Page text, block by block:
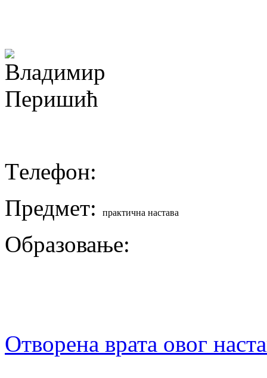
Tелефон:
Предмет:
практична настава
Образовање:
Отворена врата овог